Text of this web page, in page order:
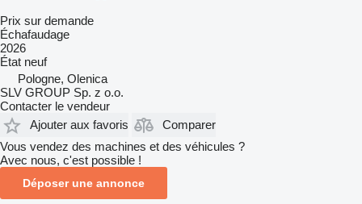
Prix sur demande
Échafaudage
2026
État neuf
Pologne, Olenica
SLV GROUP Sp. z o.o.
Contacter le vendeur
Ajouter aux favoris
Comparer
Vous vendez des machines et des véhicules ?
Avec nous, c'est possible !
Déposer une annonce